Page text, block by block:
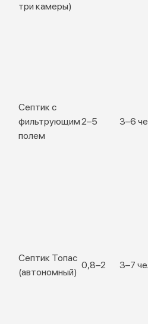
три камеры)
Септик с
фильтрующим
полем
2–5 3–6
Септик Топас
(автономный)
0,8–2 3–7